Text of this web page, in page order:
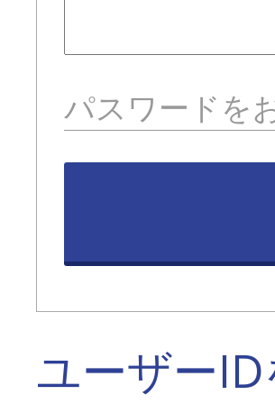
パスワードを
ユーザー